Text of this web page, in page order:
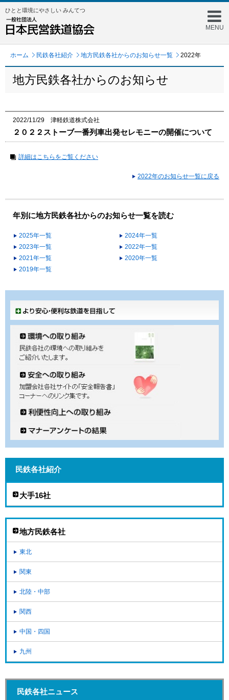
MENU
ひとと環境にやさしい みんてつ
ホーム 民鉄各社紹介 地方民鉄各社からのお知らせ一覧 2022年
地方民鉄各社からのお知らせ
2022/11/29 津軽鉄道株式会社
２０２２ストーブ一番列車出発セレモニーの開催について
詳細はこちらをご覧ください
2022年のお知らせ一覧に戻る
年別に地方民鉄各社からのお知らせ一覧を読む
2025年一覧
2024年一覧
2023年一覧
2022年一覧
2021年一覧
2020年一覧
2019年一覧
民鉄各社紹介
大手16社
地方民鉄各社
東北
関東
北陸・中部
関西
中国・四国
九州
民鉄各社ニュース